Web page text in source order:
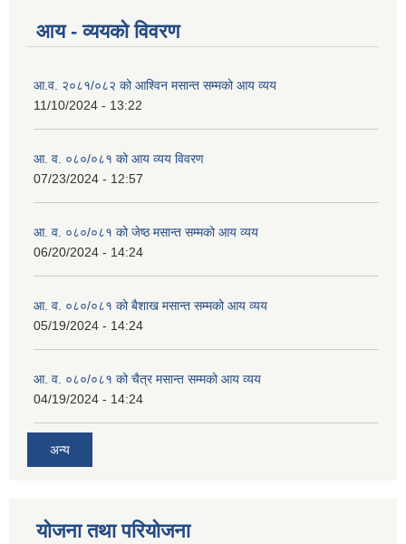
आय - व्ययको विवरण
आ.व. २०८१/०८२ को आश्विन मसान्त सम्मको आय व्यय
11/10/2024 - 13:22
आ. व. ०८०/०८१ को आय व्यय विवरण
07/23/2024 - 12:57
आ. व. ०८०/०८१ को जेष्ठ मसान्त सम्मको आय व्यय
06/20/2024 - 14:24
आ. व. ०८०/०८१ को बैशाख मसान्त सम्मको आय व्यय
05/19/2024 - 14:24
आ. व. ०८०/०८१ को चैत्र मसान्त सम्मको आय व्यय
04/19/2024 - 14:24
अन्य
योजना तथा परियोजना